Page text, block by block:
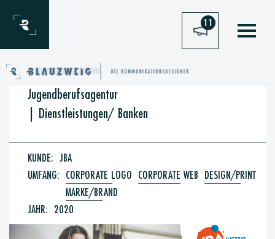
11
Jugendberufsagentur
Dienstleistungen/ Banken
KUNDE: JBA
UMFANG: CORPORATE LOGO CORPORATE WEB DESIGN/PRINT
MARKE/BRAND
JAHR: 2020